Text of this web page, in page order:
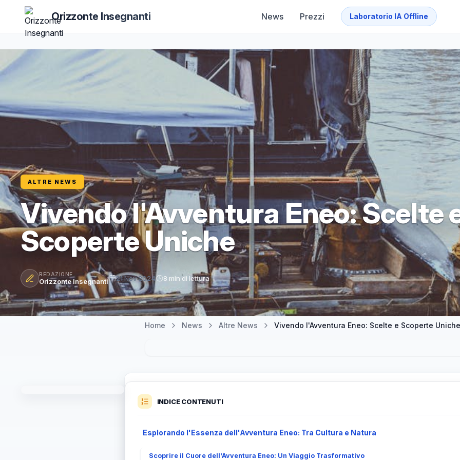
Orizzonte Insegnanti News Prezzi Laboratorio IA Offline
ALTRE NEWS
Vivendo l'Avventura Eneo: Scelte
Scoperte Uniche
REDAZIONE
Orizzonte Insegnanti 21 Nov 2024 8 min di lettura
Home News Altre News Vivendo l'Avventura Eneo: Scelte e Scoperte Uniche
INDICE CONTENUTI
Esplorando l'Essenza dell'Avventura Eneo: Tra Cultura e Natura
Scoprire il Cuore dell'Avventura Eneo: Un Viaggio Trasformativo